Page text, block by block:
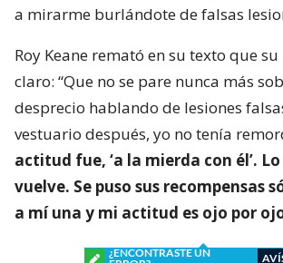
a mirarme burlándote de falsas
Roy Keane remató en su texto que
claro: “Que no se pare nunca más
desprecio hablando de lesiones
vestuario después, yo no tenía
actitud fue, ‘a la mierda con él’.
vuelve. Se puso sus recompensas
a mí una y mi actitud es ojo por
¿ENCONTRASTE UN